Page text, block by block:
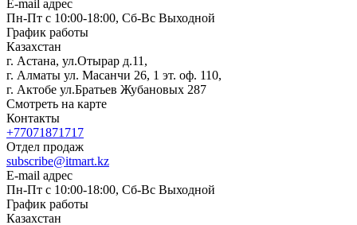
E-mail адрес
Пн-Пт с 10:00-18:00, Сб-Вс Выходной
График работы
Казахстан
г. Астана, ул.Отырар д.11,
г. Алматы ул. Масанчи 26, 1 эт. оф. 110,
г. Актобе ул.Братьев Жубановых 287
Смотреть на карте
Контакты
+77071871717
Отдел продаж
subscribe@itmart.kz
E-mail адрес
Пн-Пт с 10:00-18:00, Сб-Вс Выходной
График работы
Казахстан